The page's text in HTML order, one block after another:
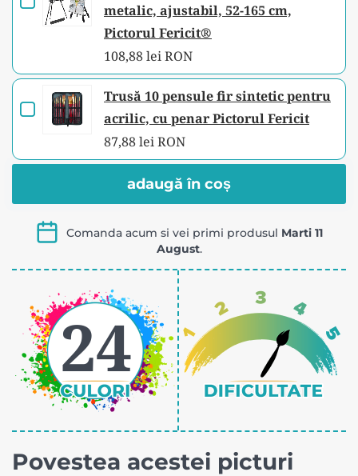
for
din
aluminiu
pictură
metalic,
52-
165
Fericit®
metalic, ajustabil, 52-165 cm,
Pictorul Fericit®
108,88 lei RON
Checkbox
Trusă
pensule
fir
sintetic
pentru
acrilic,
cu
penar
Pictorul
Fericit
Trusă 10 pensule fir sintetic pentru
acrilic, cu penar Pictorul Fericit
87,88 lei RON
adaugă în coș
Comanda acum si vei primi produsul Marti 11
August.
24
Povestea acestei picturi